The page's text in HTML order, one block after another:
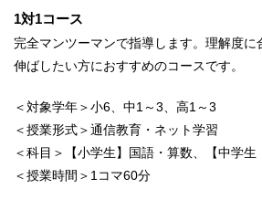
1対1コース
完全マンツーマンで指導します。理解度に
伸ばしたい方におすすめのコースです。
＜対象学年＞小6、中1～3、高1～3
＜授業形式＞通信教育・ネット学習
＜科目＞【小学生】国語・算数、【中学
＜授業時間＞1コマ60分